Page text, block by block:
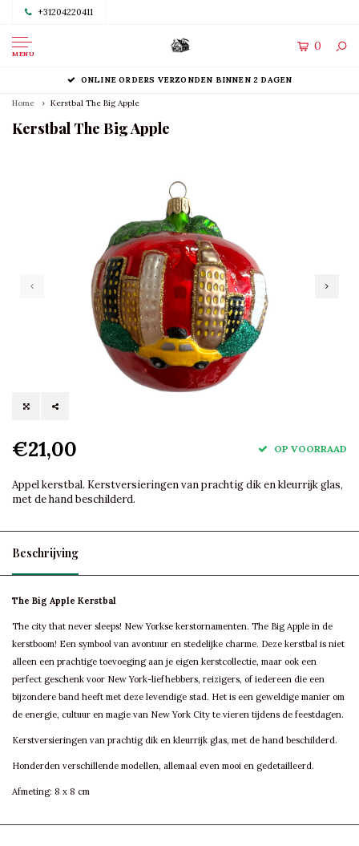
+31204220411
MENU
0
ONLINE ORDERS VERZONDEN BINNEN 2 DAGEN
Home Kerstbal The Big Apple
Kerstbal The Big Apple
€21,00 OP VOORRAAD
Appel kerstbal. Kerstversieringen van prachtig dik en kleurrijk glas,
met de hand beschilderd.
Beschrijving
The Big Apple Kerstbal
The city that never sleeps! New Yorkse kerstornamenten. The Big Apple in de
kerstboom! Een symbool van avontuur en stedelijke charme. Deze kerstbal is niet
alleen een prachtige toevoeging aan je eigen kerstcollectie, maar ook een
perfect geschenk voor New York-liefhebbers, reizigers, of iedereen die een
bijzondere band heeft met deze levendige stad. Het is een geweldige manier om
de energie, cultuur en magie van New York City te vieren tijdens de feestdagen.
Kerstversieringen van prachtig dik en kleurrijk glas, met de hand beschilderd.
Honderden verschillende modellen, allemaal even mooi en gedetailleerd.
Afmeting: 8 x 8 cm